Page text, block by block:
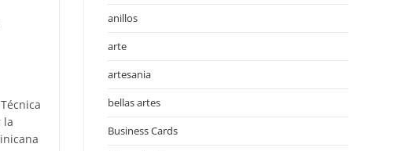
la
anillos
arte
artesania
bellas artes
Business Cards